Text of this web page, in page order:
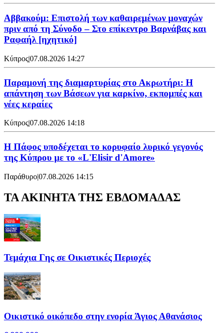
Αββακούμ: Επιστολή των καθαιρεμένων μοναχών
πριν από τη Σύνοδο – Στο επίκεντρο Βαρνάβας και
Ραφαήλ [ηχητικό]
Κύπρος|07.08.2026 14:27
Παραμονή της διαμαρτυρίας στο Ακρωτήρι: Η
απάντηση των Βάσεων για καρκίνο, εκπομπές και
νέες κεραίες
Κύπρος|07.08.2026 14:18
Η Πάφος υποδέχεται το κορυφαίο λυρικό γεγονός
της Κύπρου με το «L'Elisir d'Amore»
Παράθυρο|07.08.2026 14:15
ΤΑ ΑΚΙΝΗΤΑ ΤΗΣ ΕΒΔΟΜΑΔΑΣ
Τεμάχια Γης σε Οικιστικές Περιοχές
Οικιστικό οικόπεδο στην ενορία Άγιος Αθανάσιος